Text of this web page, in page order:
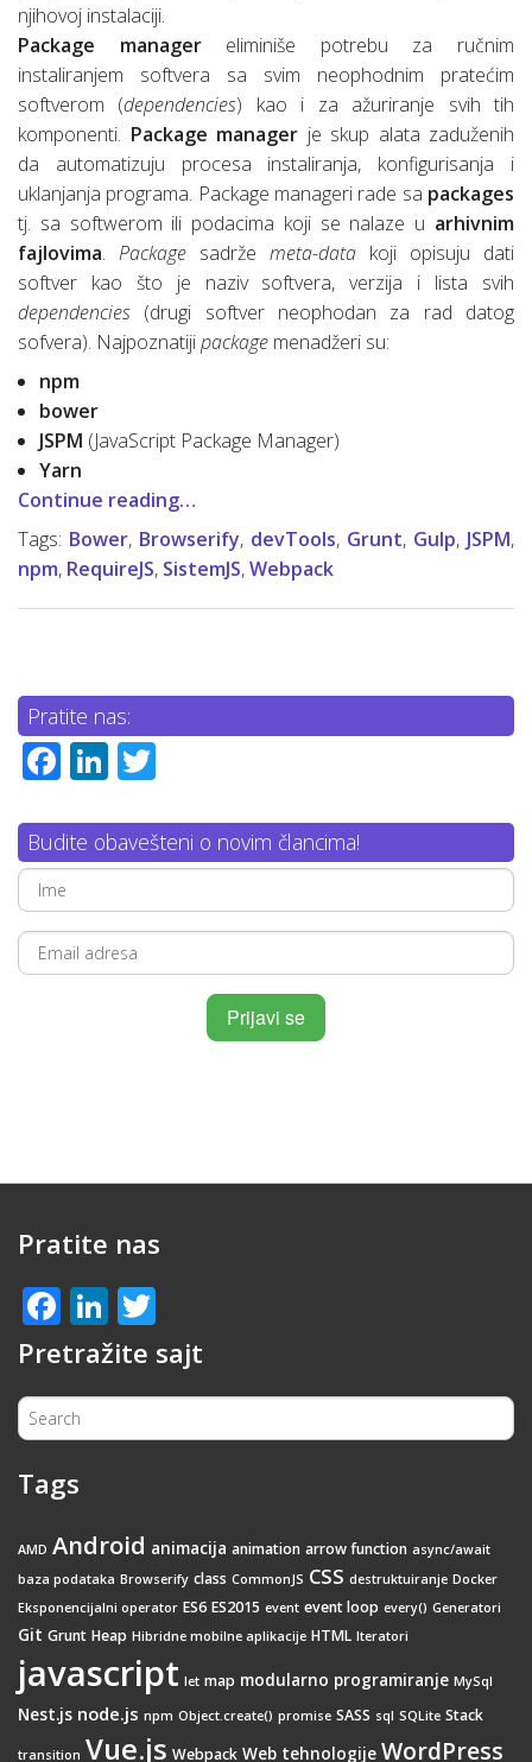
njihovoj instalaciji.
Package managereliminiše potrebu za ručnim
instaliranjem softvera sa svim neophodnim pratećim
softverom (dependencies) kao i za ažuriranje svih tih
komponenti. Package manager je skup alata zaduženih
da automatizuju procesa instaliranja, konfigurisanja i
uklanjanja programa. Package manageri rade sa packages
tj. sa softwerom ili podacima koji se nalaze u arhivnim
fajlovima. Package sadrže meta-data koji opisuju dati
softver kao što je naziv softvera, verzija i lista svih
dependencies (drugi softver neophodan za rad datog
sofvera). Najpoznatijipackage menadžeri su:
npm
bower
JSPM (JavaScript Package Manager)
Yarn
Continue reading…
Tags: Bower, Browserify, devTools, Grunt, Gulp, JSPM,
npm, RequireJS, SistemJS,Webpack
Pratite nas:
Facebook
LinkedIn
Budite obavešteni o novim člancima!
Pratite nas
Facebook
LinkedIn
Pretražite sajt
Tags
AMD Android animacija animation arrow function async/await
baza podataka Browserify class CommonJS CSS destruktuiranje Docker
Eksponencijalni operator ES6 ES2015 event event loop every() Generatori
Git Grunt Heap Hibridne mobilne aplikacije HTML Iteratori
javascript let map modularno programiranje MySql
Nest.js node.js npm Object.create() promise SASS sql SQLite Stack
transition Vue.js Webpack Web tehnologije WordPress